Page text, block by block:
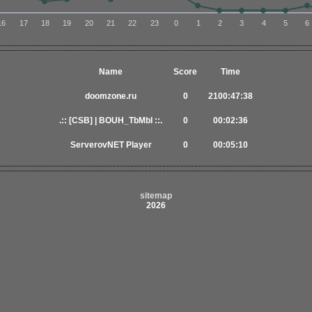
17 18 19 20 21 22 23 0 1 2 3 4 5 6
Name Score Time
doomzone.ru 0 2100:47:38
.:: [CSB] | BOUH_TbMbI ::. 0 00:02:36
ServerovNET Player 0 00:05:10
sitemap
2026